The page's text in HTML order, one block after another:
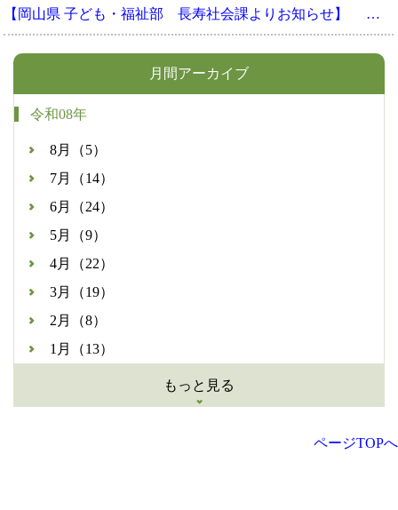
【岡山県 子ども・福祉部 長寿社会課よりお知らせ】 …
月間アーカイブ
令和08年
8月（5）
7月（14）
6月（24）
5月（9）
4月（22）
3月（19）
2月（8）
1月（13）
もっと見る
ページTOPへ